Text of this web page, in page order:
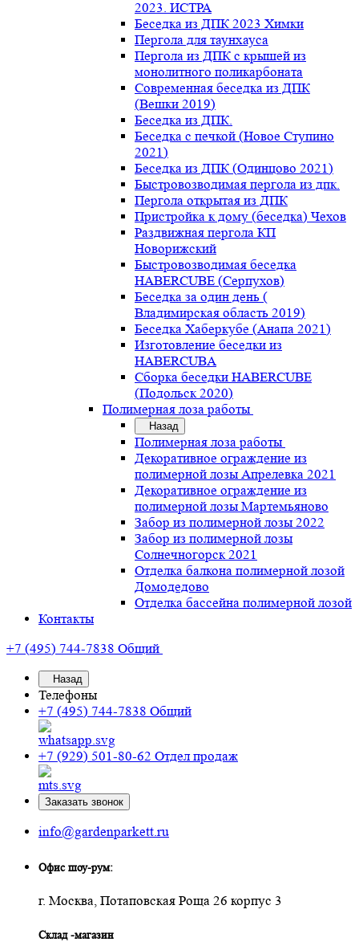
2023. ИСТРА
Беседка из ДПК 2023 Химки
Пергола для таунхауса
Пергола из ДПК с крышей из
монолитного поликарбоната
Современная беседка из ДПК
(Вешки 2019)
Беседка из ДПК.
Беседка с печкой (Новое Ступино
2021)
Беседка из ДПК (Одинцово 2021)
Быстровозводимая пергола из дпк.
Пергола открытая из ДПК
Пристройка к дому (беседка) Чехов
Раздвижная пергола КП
Новорижский
Быстровозводимая беседка
HABERCUBE (Серпухов)
Беседка за один день (
Владимирская область 2019)
Беседка Хаберкубе (Анапа 2021)
Изготовление беседки из
HABERCUBA
Сборка беседки HABERCUBE
(Подольск 2020)
Полимерная лоза работы
Назад
Полимерная лоза работы
Декоративное ограждение из
полимерной лозы Апрелевка 2021
Декоративное ограждение из
полимерной лозы Мартемьяново
Забор из полимерной лозы 2022
Забор из полимерной лозы
Солнечногорск 2021
Отделка балкона полимерной лозой
Домодедово
Отделка бассейна полимерной лозой
Контакты
+7 (495) 744-7838 Общий
Назад
Телефоны
+7 (495) 744-7838 Общий
+7 (929) 501-80-62 Отдел продаж
Заказать звонок
info@gardenparkett.ru
Офис шоу-рум:
г. Москва, Потаповская Роща 26 корпус 3
Склад -магазин